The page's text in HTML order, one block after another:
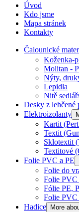
Úvod
Kdo jsme
Mapa stránek
Kontakty
Čalounické
Koženka-
Molitan -
Nýty,
Lepidla
Nitě
Desky z lehčené
Elektroizolanty
Kartit
Textit
Sklotextit
Textitové
Folie PVC a PE
Folie do
Folie PVC
Fólie PE,
Folie PVC
Hadice More